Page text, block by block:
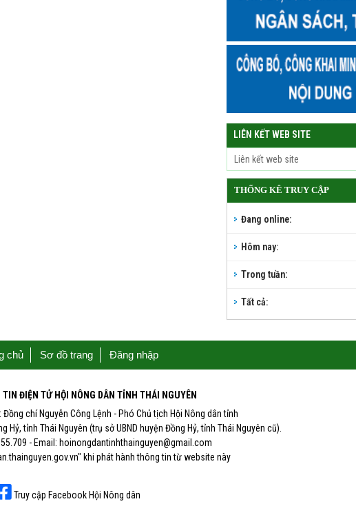
LIÊN KẾT WEB SITE
THỐNG KÊ TRUY CẬP
Đang online:
Hôm nay:
Trong tuần:
Tất cả:
chủ Sơ đồ trang Đăng nhập
ĐIỆN TỬ HỘI NÔNG DÂN TỈNH THÁI NGUYÊN
chí Nguyễn Công Lệnh - Phó Chủ tịch Hội Nông dân tỉnh
Hỷ, tỉnh Thái Nguyên (trụ sở UBND huyện Đồng Hỷ, tỉnh Thái Nguyên cũ).
- Email: hoinongdantinhthainguyen@gmail.com
khi phát hành thông tin từ website này
Truy cập Facebook Hội Nông dân